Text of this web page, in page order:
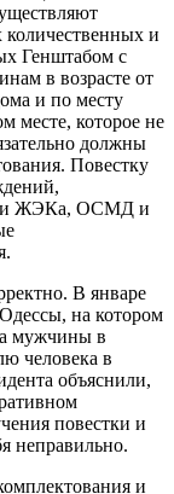
и
Генштабом с
в возрасте от
и по месту
месте, которое не
должны
Повестку
ЖЭКа, ОСМД и
В январе
на котором
мужчины в
человека в
объяснили,
повестки и
неправильно.
и